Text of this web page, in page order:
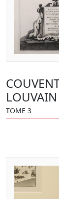
LOUVAIN
TOME 3